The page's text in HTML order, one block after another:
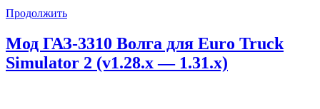
Продолжить
Мод ГАЗ-3310 Волга для Euro Truck
Simulator 2 (v1.28.x — 1.31.x)